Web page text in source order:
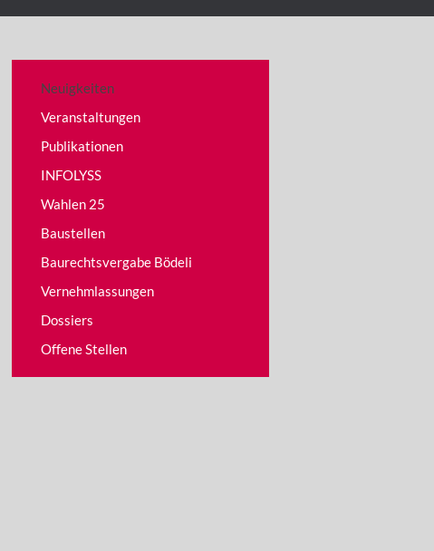
Neuigkeiten
Veranstaltungen
Publikationen
INFOLYSS
Wahlen 25
Baustellen
Baurechtsvergabe Bödeli
Vernehmlassungen
Dossiers
Offene Stellen